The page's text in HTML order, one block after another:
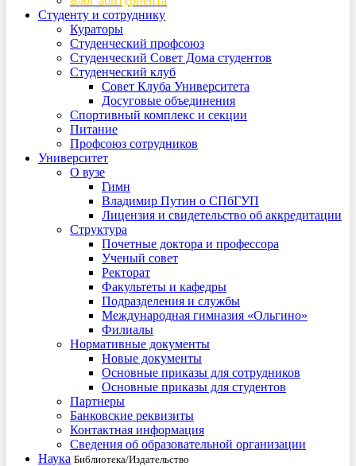
Студенту и сотруднику
Кураторы
Студенческий профсоюз
Студенческий Совет Дома студентов
Студенческий клуб
Совет Клуба Университета
Досуговые объединения
Спортивный комплекс и секции
Питание
Профсоюз сотрудников
Университет
О вузе
Гимн
Владимир Путин о СПбГУП
Лицензия и свидетельство об аккредитации
Структура
Почетные доктора и профессора
Ученый совет
Ректорат
Факультеты и кафедры
Подразделения и службы
Международная гимназия «Ольгино»
Филиалы
Нормативные документы
Новые документы
Основные приказы для сотрудников
Основные приказы для студентов
Партнеры
Банковские реквизиты
Контактная информация
Сведения об образовательной организации
Наука Библиотека/Издательство